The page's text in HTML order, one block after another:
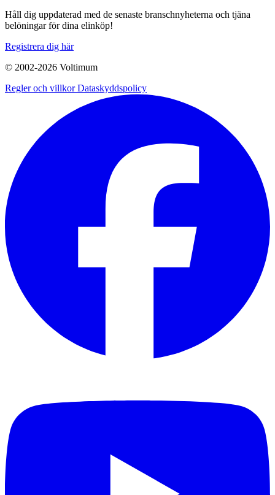
Håll dig uppdaterad med de senaste branschnyheterna och tjäna
belöningar för dina elinköp!
Registrera dig här
© 2002-2026 Voltimum
Regler och villkorDataskyddspolicy